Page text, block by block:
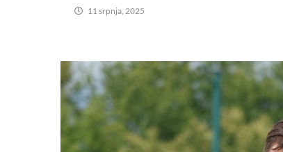
11 srpnja, 2025